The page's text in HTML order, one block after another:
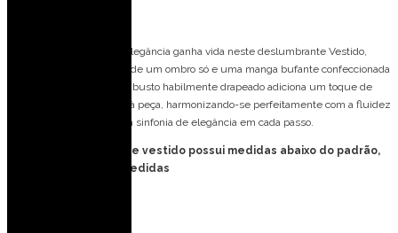
Vestido de Festa Longo, elegância ganha vida neste deslumbrante Vestido,
apresentando um design de um ombro só e uma manga bufante confeccionada
em tecido leve e fluido. O busto habilmente drapeado adiciona um toque de
sofisticação e movimento à peça, harmonizando-se perfeitamente com a fluidez
da saia longa, criando uma sinfonia de elegância em cada passo.
FORMA PEQUENA: esse vestido possui medidas abaixo do padrão,
consulte tabela de medidas